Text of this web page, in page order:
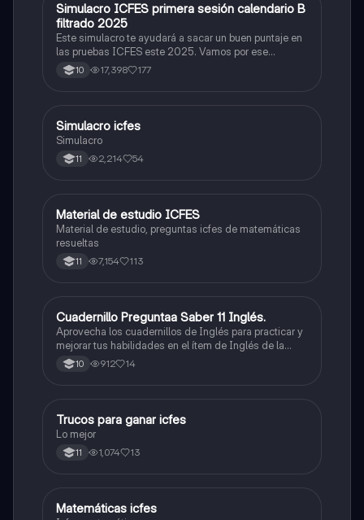
ICFES: Matemáticas
Simulacro ICFES primera sesión calendario B
filtrado 2025
Este simulacro te ayudará a sacar un buen puntaje en
las pruebas ICFES este 2025. Vamos por ese
500/500. Y poder ser admitido en la universidad que
quieras, estudiar la carrera que quieres y no la que te
10 17,398 177
ICFES: Lectura Crítica
Simulacro icfes
Simulacro
11 2,214 54
ICFES: Matemáticas
Material de estudio ICFES
Material de estudio, preguntas icfes de matemáticas
resueltas
11 7,154 113
ICFES: Inglés
Cuadernillo Preguntaa Saber 11 Inglés.
Aprovecha los cuadernillos de Inglés para practicar y
mejorar tus habilidades en el ítem de Inglés de la
Prueba Saber 11. 🫡
10 912 14
Química
Trucos para ganar icfes
Lo mejor
11 1,074 13
ICFES: Matemáticas
Matemáticas icfes